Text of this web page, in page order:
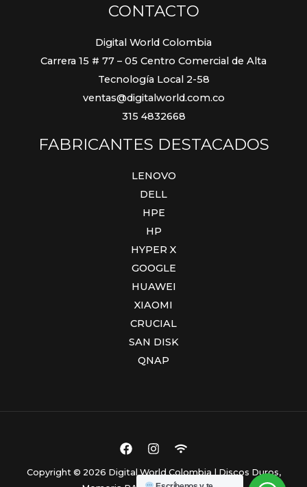
CONTACTO
Digital World Colombia
Carrera 15 # 77 – 05 Centro Comercial de Alta
Tecnología Local 2-58
ventas@digitalworld.com.co
315 4832668
FABRICANTES DESTACADOS
LENOVO
DELL
HPE
HP
HYPER X
GOOGLE
HUAWEI
XIAOMI
CRUCIAL
SAN DISK
QNAP
Copyright © 2026 Digital World Colombia | Discos Duros,